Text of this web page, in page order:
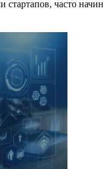
часто